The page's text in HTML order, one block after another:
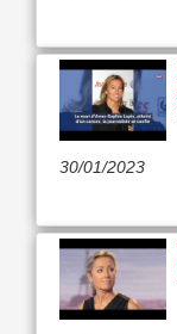
30/01/2023